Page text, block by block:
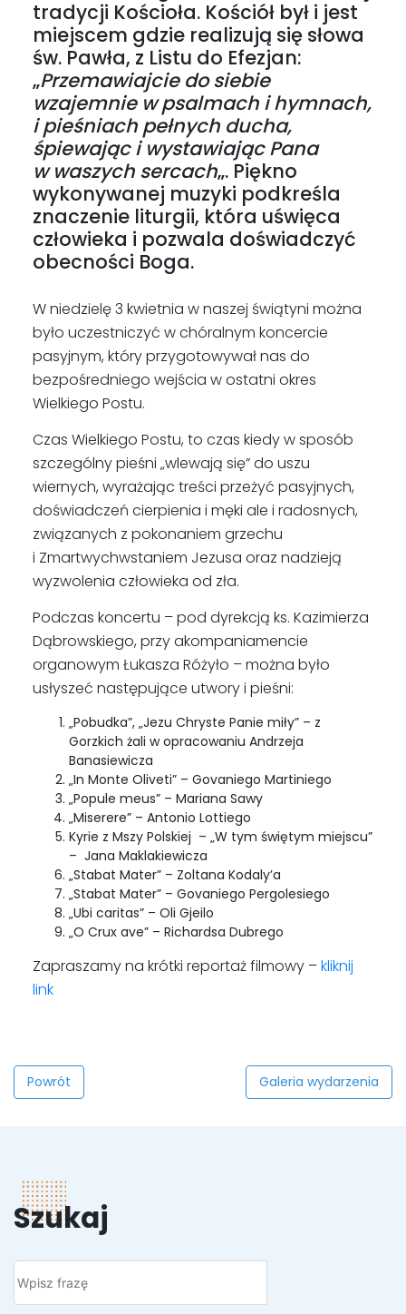
tradycji Kościoła. Kościół był i jest
miejscem gdzie realizują się słowa
św. Pawła, z Listu do Efezjan:
„Przemawiajcie do siebie
wzajemnie w psalmach i hymnach,
i pieśniach pełnych ducha,
śpiewając i wystawiając Pana
w waszych sercach„. Piękno
wykonywanej muzyki podkreśla
znaczenie liturgii, która uświęca
człowieka i pozwala doświadczyć
obecności Boga.
W niedzielę 3 kwietnia w naszej świątyni można
było uczestniczyć w chóralnym koncercie
pasyjnym, który przygotowywał nas do
bezpośredniego wejścia w ostatni okres
Wielkiego Postu.
Czas Wielkiego Postu, to czas kiedy w sposób
szczególny pieśni „wlewają się” do uszu
wiernych, wyrażając treści przeżyć pasyjnych,
doświadczeń cierpienia i męki ale i radosnych,
związanych z pokonaniem grzechu
i Zmartwychwstaniem Jezusa oraz nadzieją
wyzwolenia człowieka od zła.
Podczas koncertu – pod dyrekcją ks. Kazimierza
Dąbrowskiego, przy akompaniamencie
organowym Łukasza Różyło – można było
usłyszeć następujące utwory i pieśni:
„Pobudka”, „Jezu Chryste Panie miły” – z
Gorzkich żali w opracowaniu Andrzeja
Banasiewicza
„In Monte Oliveti” – Govaniego Martiniego
„Popule meus” – Mariana Sawy
„Miserere” – Antonio Lottiego
Kyrie z Mszy Polskiej – „W tym świętym miejscu”
– Jana Maklakiewicza
„Stabat Mater” – Zoltana Kodaly’a
„Stabat Mater” – Govaniego Pergolesiego
„Ubi caritas” – Oli Gjeilo
„O Crux ave” – Richardsa Dubrego
Zapraszamy na krótki reportaż filmowy –kliknij
link
Powrót Galeria wydarzenia
Szukaj